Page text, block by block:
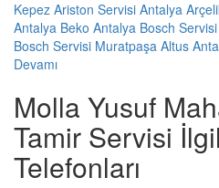
Kepez Ariston Servisi Antalya
Antalya Beko Antalya Bosch
Bosch Servisi Muratpaşa Altus
Devamı
Molla Yusuf
Tamir Servisi
Telefonları